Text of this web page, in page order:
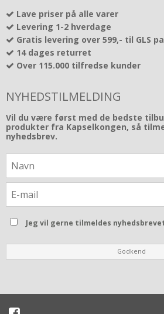
Lave priser på alle varer
Levering 1-2 hverdage
Gratis levering over 599,- til GLS
14 dages returret
Over 115.000 tilfredse kunder
NYHEDSTILMELDING
Vil du være først med de bedste
produkter fra Kapselkongen, så
nyhedsbrev.
Jeg vil gerne tilmeldes
Godkend